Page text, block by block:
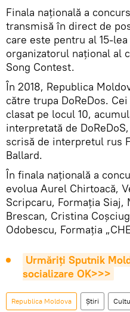
Finala națională a
transmisă în direct de
care este pentru al 15-
organizatorul naţional al
Song Contest.
În 2018, Republica
către trupa DoReDos.
clasat pe locul 10,
interpretată de
scrisă de interpretul rus
Ballard.
În finala națională a
evolua Aurel Chirtoacă,
Scripcaru, Formaţia Siaj,
Brescan, Cristina
Odobescu, Formaţia
Urmăriți Sputnik
socializare OK>>>
Republica Moldova Știri